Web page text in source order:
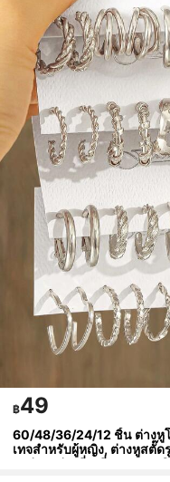
฿49
60/48/36/24/12 ชิ้น ต่างหู
เทจสำหรับผู้หญิง, ต่างหูสตั๊ด
า, ต่างหูห่วงสี่เหลี่ยมเรขาค